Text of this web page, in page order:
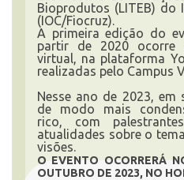
INSCRIÇÃO E SELEÇÃO
CONTATO
Bioprodutos (LITEB) do
(IOC/Fiocruz).
A primeira edição do
partir de 2020 ocorre
virtual, na plataforma
realizadas pelo Campus
Nesse ano de 2023,
de modo mais
rico, com
atualidades sobre o
visões.
O EVENTO OCORRERÁ
OUTUBRO DE 2023, NO